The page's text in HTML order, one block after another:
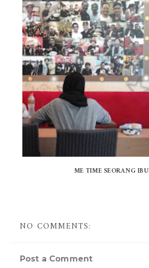
ME TIME SEORANG IBU
NO COMMENTS:
Post a Comment